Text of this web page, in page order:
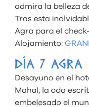
admira la belleza
Tras esta
Agra para el
Alojamiento:
DÍA 7 AGRA
Desayuno en el
Mahal, la oda
embelesado el